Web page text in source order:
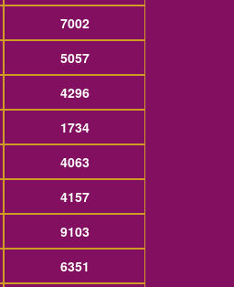
7002
5057
4296
1734
4063
4157
9103
6351